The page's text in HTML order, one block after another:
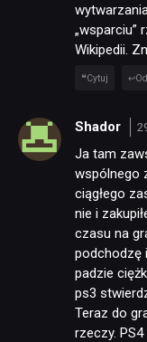
„wsparciu”
Wikipedii.
Cytuj
Shador
Ja tam
wspólnego
ciągłego
nie i
czasu na
podchodzę
padzie
ps3
Teraz do
rzeczy.